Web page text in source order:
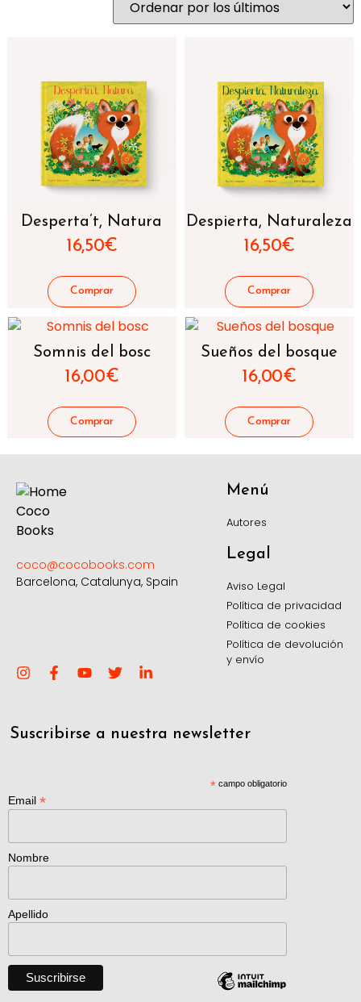
Desperta’t, Natura
16,50€
Despierta, Naturaleza
16,50€
Somnis del bosc
16,00€
Sueños del bosque
16,00€
coco@cocobooks.com
Barcelona, Catalunya, Spain
Menú
Autores
Legal
Aviso Legal
Política de privacidad
Política de cookies
Política de devolución
y envío
Suscribirse a nuestra newsletter
*campo obligatorio
Email *
Nombre
Apellido